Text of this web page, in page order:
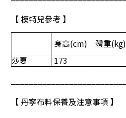
【 模特兒參考 】
身高(cm) 體重(kg)
莎夏
173
【 丹寧布料保養及注意事項 】